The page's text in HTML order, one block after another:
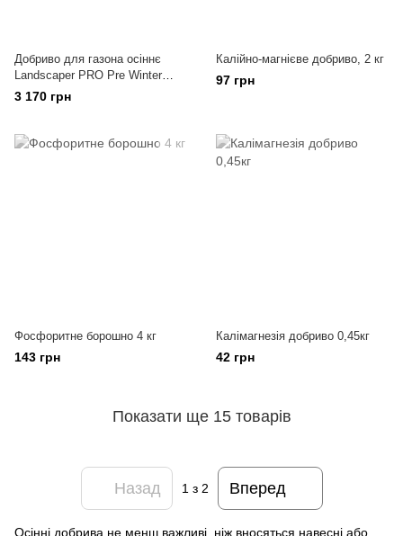
Добриво для газона осіннє
Landscaper PRO Pre Winter
15кг
3 170 грн
Калійно-магнієве добриво, 2 кг
97 грн
Фосфоритне борошно 4 кг
143 грн
Калімагнезія добриво 0,45кг
42 грн
Показати ще 15 товарів
Назад 1 з 2 Вперед
Осінні добрива не менш важливі, ніж вносяться навесні або